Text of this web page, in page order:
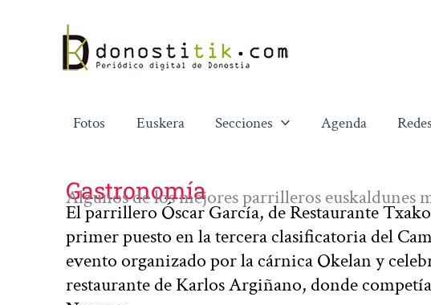
contenido
Fotos Euskera Secciones Agenda Redes
Gastronomía
Algunos de los mejores parrilleros euskaldunes
El parrillero Óscar García, de Restaurante
primer puesto en la tercera clasificatoria del
evento organizado por la cárnica Okelan y
restaurante de Karlos Argiñano, donde